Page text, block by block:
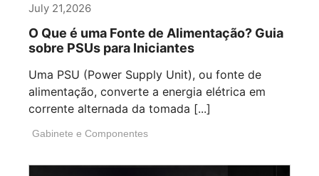
July 21,2026
O Que é uma Fonte de Alimentação? Guia
sobre PSUs para Iniciantes
Uma PSU (Power Supply Unit), ou fonte de
alimentação, converte a energia elétrica em
corrente alternada da tomada [...]
Gabinete e Componentes